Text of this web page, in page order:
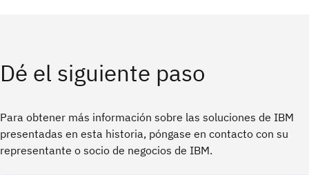
Dé el siguiente paso
Para obtener más información sobre las soluciones de IBM
presentadas en esta historia, póngase en contacto con su
representante o socio de negocios de IBM.